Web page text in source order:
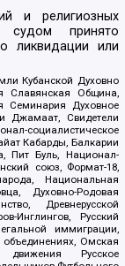
и религиозных
судом принято
ликвидации или
Кубанской Духовно
Славянская Община,
Семинария Духовное
Джамаат, Свидетели
социалистическое
Кабарды, Балкарии
Пит Буль, Национал-
союз, Формат-18,
Национальная
Духовно-Родовая
Древнерусской
Инглингов, Русский
иммиграции,
объединениях, Омская
движения Русское